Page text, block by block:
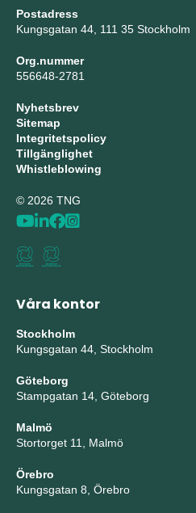
Postadress
Kungsgatan 44, 111 35 Stockholm
Org.nummer
556648-2781
Nyhetsbrev
Sitemap
Integritetspolicy
Tillgänglighet
Whistleblowing
© 2026 TNG
Våra kontor
Stockholm
Kungsgatan 44, Stockholm
Göteborg
Stampgatan 14, Göteborg
Malmö
Stortorget 11, Malmö
Örebro
Kungsgatan 8, Örebro